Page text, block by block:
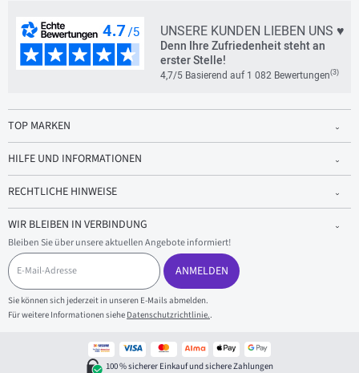
UNSERE KUNDEN LIEBEN UNS ♥
Denn Ihre Zufriedenheit steht an
erster Stelle!
4,7/5 Basierend auf 1 082 Bewertungen(3)
TOP MARKEN
HILFE UND INFORMATIONEN
RECHTLICHE HINWEISE
WIR BLEIBEN IN VERBINDUNG
Bleiben Sie über unsere aktuellen Angebote informiert!
E
-
M
a
i
l
ANMELDEN
Sie können sich jederzeit in unseren E-Mails abmelden.
Für weitere Informationen siehe Datenschutzrichtlinie..
100 % sicherer Einkauf und sichere Zahlungen